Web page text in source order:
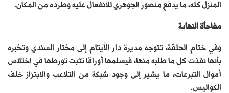
المنزل كله، ما يدفع منصور الجوهري للانفعال عليه وطرده من المكان.
مفاجأة النهاية
وفي ختام الحلقة، تتوجه مديرة دار الأيتام إلى مختار السندي وتخبره
بأنها نفذت كل ما طلبه منها، فيسلمها أوراقًا تثبت تورطها في اختلاس
أموال التبرعات، ما يشير إلى وجود شبكة من التلاعب والابتزاز خلف
الكواليس.